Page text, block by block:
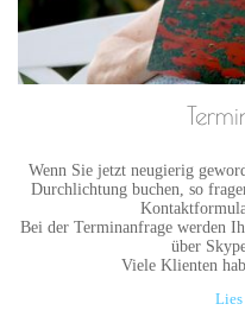
Wenn Sie jetzt neugierig
Durchlichtung buchen, so
Bei der Terminanfrage werden
über
Viele Klienten
Lies